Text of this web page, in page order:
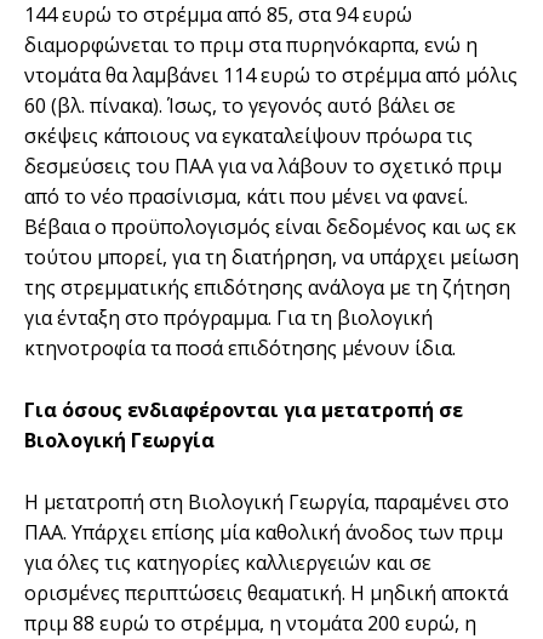
144 ευρώ το στρέµµα από 85, στα 94 ευρώ
διαµορφώνεται το πριµ στα πυρηνόκαρπα, ενώ η
ντοµάτα θα λαµβάνει 114 ευρώ το στρέµµα από µόλις
60 (βλ. πίνακα). Ίσως, το γεγονός αυτό βάλει σε
σκέψεις κάποιους να εγκαταλείψουν πρόωρα τις
δεσµεύσεις του ΠΑΑ για να λάβουν το σχετικό πριµ
από το νέο πρασίνισµα, κάτι που µένει να φανεί.
Βέβαια ο προϋπολογισµός είναι δεδοµένος και ως εκ
τούτου µπορεί, για τη διατήρηση, να υπάρχει µείωση
της στρεµµατικής επιδότησης ανάλογα µε τη ζήτηση
για ένταξη στο πρόγραµµα. Για τη βιολογική
κτηνοτροφία τα ποσά επιδότησης µένουν ίδια.
Για όσους ενδιαφέρονται για µετατροπή σε
Βιολογική Γεωργία
Η µετατροπή στη Βιολογική Γεωργία, παραµένει στο
ΠΑΑ. Yπάρχει επίσης µία καθολική άνοδος των πριµ
για όλες τις κατηγορίες καλλιεργειών και σε
ορισµένες περιπτώσεις θεαµατική. Η µηδική αποκτά
πριµ 88 ευρώ το στρέµµα, η ντοµάτα 200 ευρώ, η